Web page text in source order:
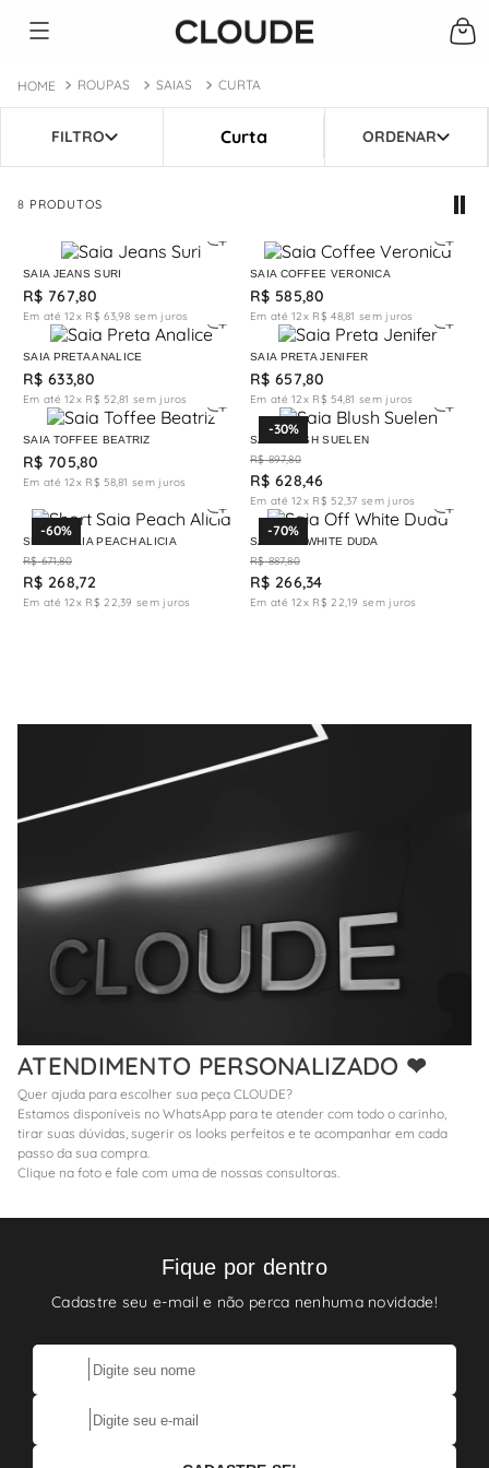
ROUPAS SAIAS CURTA
Curta
8 PRODUTOS
SAIA JEANS SURI
R$ 767,80
Em até12x R$ 63,98 sem juros
SAIA COFFEE VERONICA
R$ 585,80
Em até12x R$ 48,81 sem juros
SAIA PRETA ANALICE
R$ 633,80
Em até12x R$ 52,81 sem juros
SAIA PRETA JENIFER
R$ 657,80
Em até12x R$ 54,81 sem juros
SAIA TOFFEE BEATRIZ
R$ 705,80
Em até12x R$ 58,81 sem juros
-30%
SAIA BLUSH SUELEN
R$ 897,80
R$ 628,46
Em até12x R$ 52,37 sem juros
-60%
SHORT SAIA PEACH ALICIA
R$ 671,80
R$ 268,72
Em até12x R$ 22,39 sem juros
-70%
SAIA OFF WHITE DUDA
R$ 887,80
R$ 266,34
Em até12x R$ 22,19 sem juros
ATENDIMENTO PERSONALIZADO ❤
Quer ajuda para escolher sua peça CLOUDE?
Estamos disponíveis no WhatsApp para te atender com todo o carinho,
tirar suas dúvidas, sugerir os looks perfeitos e te acompanhar em cada
passo da sua compra.
Clique na foto e fale com uma de nossas consultoras.
Fique por dentro
Cadastre seu e-mail e não perca nenhuma novidade!